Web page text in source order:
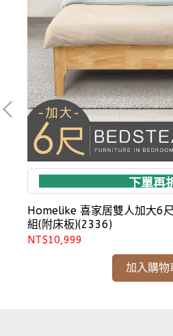
下單再
Homelike 喜家居雙人加大6
組(附床板)(2336)
NT$10,999
加入購物